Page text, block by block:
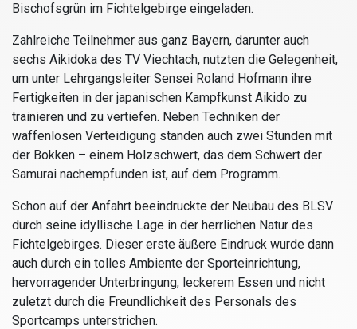
Bischofsgrün im Fichtelgebirge eingeladen.
Zahlreiche Teilnehmer aus ganz Bayern, darunter auch
sechs Aikidoka des TV Viechtach, nutzten die Gelegenheit,
um unter Lehrgangsleiter Sensei Roland Hofmann ihre
Fertigkeiten in der japanischen Kampfkunst Aikido zu
trainieren und zu vertiefen. Neben Techniken der
waffenlosen Verteidigung standen auch zwei Stunden mit
der Bokken – einem Holzschwert, das dem Schwert der
Samurai nachempfunden ist, auf dem Programm.
Schon auf der Anfahrt beeindruckte der Neubau des BLSV
durch seine idyllische Lage in der herrlichen Natur des
Fichtelgebirges. Dieser erste äußere Eindruck wurde dann
auch durch ein tolles Ambiente der Sporteinrichtung,
hervorragender Unterbringung, leckerem Essen und nicht
zuletzt durch die Freundlichkeit des Personals des
Sportcamps unterstrichen.